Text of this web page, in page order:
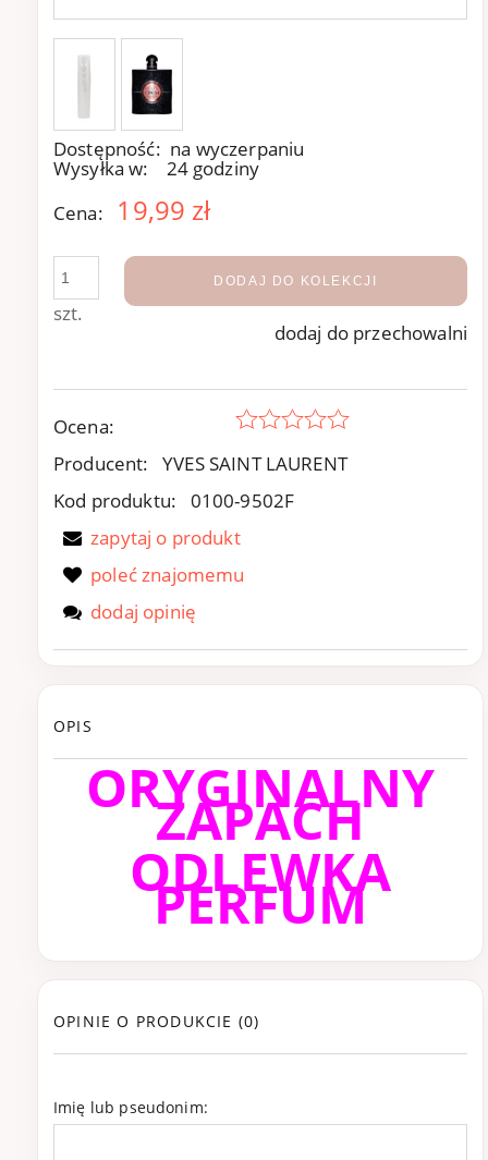
Dostępność: na wyczerpaniu
Wysyłka w:
24 godziny
Cena:
19,99 zł
szt.
DODAJ DO KOLEKCJI
dodaj do przechowalni
Ocena:
Producent:
YVES SAINT LAURENT
Kod produktu:
0100-9502F
zapytaj o produkt
poleć znajomemu
dodaj opinię
OPIS
ORYGINALNY
ZAPACH
ODLEWKA
PERFUM
OPINIE O PRODUKCIE (0)
Imię lub pseudonim: